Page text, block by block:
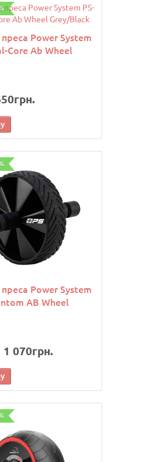
Power System
Core Ab Wheel
Power System
AB Wheel
1 070грн.